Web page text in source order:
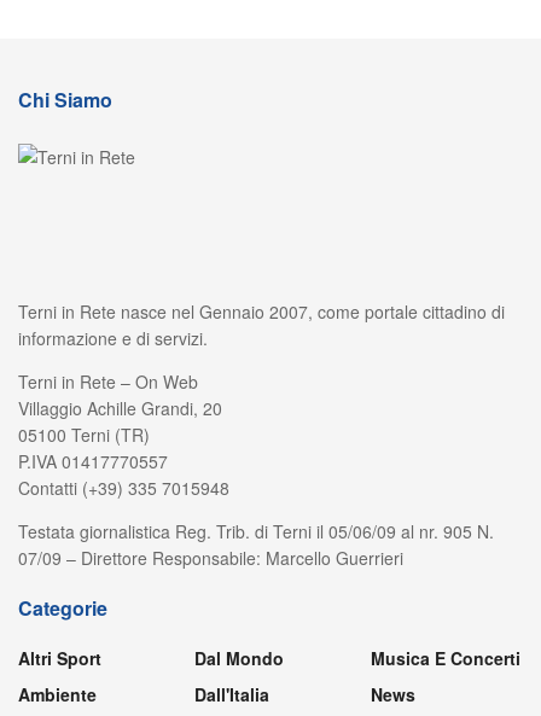
Chi Siamo
Terni in Rete nasce nel Gennaio 2007, come portale cittadino di
informazione e di servizi.
Terni in Rete – On Web
Villaggio Achille Grandi, 20
05100 Terni (TR)
P.IVA 01417770557
Contatti (+39) 335 7015948
Testata giornalistica Reg. Trib. di Terni il 05/06/09 al nr. 905 N.
07/09 – Direttore Responsabile: Marcello Guerrieri
Categorie
Altri Sport
Ambiente
Dal Mondo
Dall'Italia
Musica E Concerti
News